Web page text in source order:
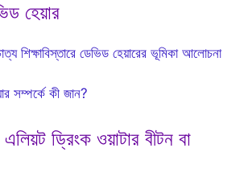
হেয়ার
শিক্ষাবিস্তারে ডেভিড হেয়ারের ভূমিকা আলোচনা
সম্পর্কে কী জান?
ড্রিংক ওয়াটার বীটন বা